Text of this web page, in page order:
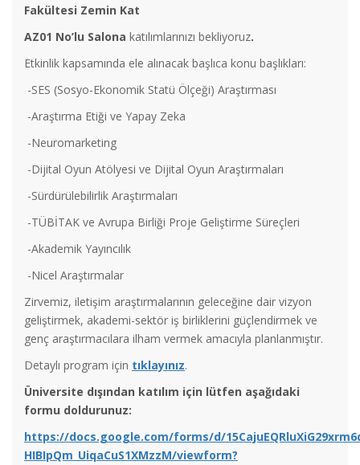
Fakültesi Zemin Kat
AZ01 No’lu Salona katılımlarınızı bekliyoruz.
Etkinlik kapsamında ele alınacak başlıca konu başlıkları:
-SES (Sosyo-Ekonomik Statü Ölçeği) Araştırması
-Araştırma Etiği ve Yapay Zeka
-Neuromarketing
-Dijital Oyun Atölyesi ve Dijital Oyun Araştırmaları
-Sürdürülebilirlik Araştırmaları
-TÜBİTAK ve Avrupa Birliği Proje Geliştirme Süreçleri
-Akademik Yayıncılık
-Nicel Araştırmalar
Zirvemiz, iletişim araştırmalarının geleceğine dair vizyon
geliştirmek, akademi-sektör iş birliklerini güçlendirmek ve
genç araştırmacılara ilham vermek amacıyla planlanmıştır.
Detaylı program için tıklayınız.
Üniversite dışından katılım için lütfen aşağıdaki
formu doldurunuz:
https://docs.google.com/forms/d/
HIBIpQm_UiqaCuS1XMzzM/viewform?
Denetim-siz: Teknoloji ve Görsel İktidar Sergisi
Atıksız Mutfak Projesi Katılımcılarını Arıyor!